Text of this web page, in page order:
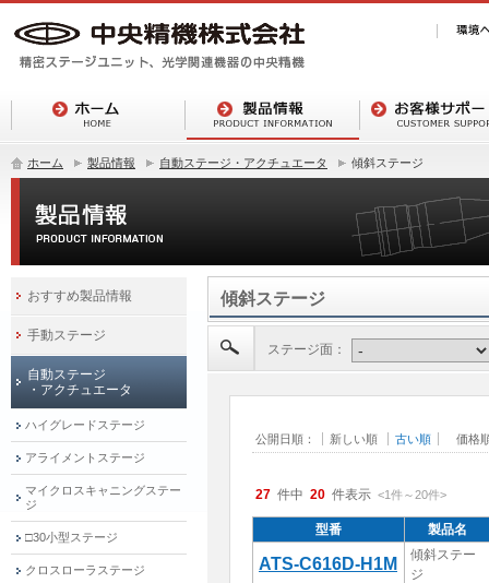
ホーム 製品情報 自動ステージ・アクチュエータ 傾斜ステージ
傾斜ステージ
ステージ面：
公開日順： 新しい順 古い順 価格
27 件中 20 件表示 <1件～20件>
型番 製品名
ATS-C616D-H1M
傾斜ステー
ジ
おすすめ製品情報
手動ステージ
自動ステージ
・アクチュエータ
ハイグレードステージ
アライメントステージ
マイクロスキャニングステー
ジ
□30小型ステージ
クロスローラステージ